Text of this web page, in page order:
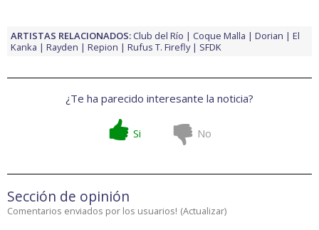
ARTISTAS RELACIONADOS:Club del Río Coque Malla Dorian
El
Kanka
Rayden Repion Rufus T. Firefly SFDK
¿Te ha parecido interesante la noticia?
Si No
Sección de opinión
Comentarios enviados por los usuarios! (Actualizar)